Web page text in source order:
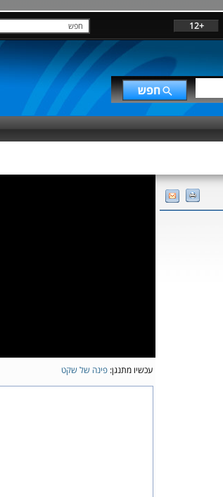
+12
עכשיו מתנגן: פינה של שקט